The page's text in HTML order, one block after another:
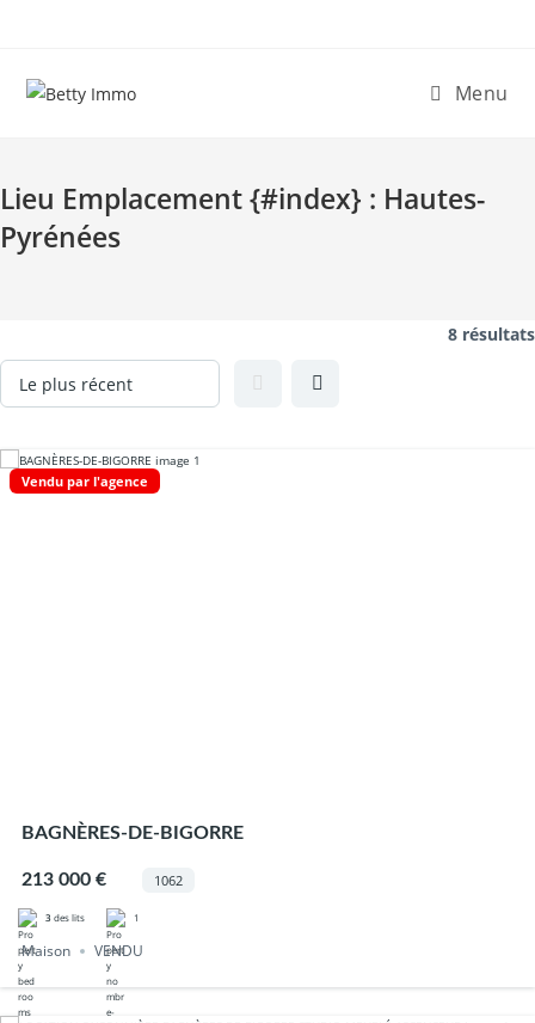
content
Menu
Lieu Emplacement {#index} : Hautes-
Pyrénées
8 résultats
Vendu par l'agence
BAGNÈRES-DE-BIGORRE
213 000 € 1062
3 des lits 1
Maison VENDU